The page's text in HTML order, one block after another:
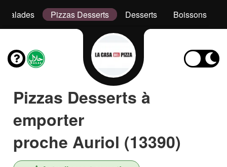
Salades Pizzas Desserts Desserts Boissons
Pizzas Desserts à
emporter
proche Auriol (13390)